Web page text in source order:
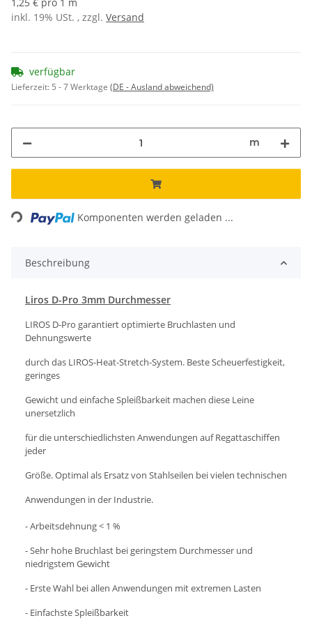
inkl. 19% USt. , zzgl. Versand
verfügbar
Lieferzeit: 5 - 7 Werktage (DE - Ausland abweichend)
m
Loading... Komponenten werden geladen ...
Beschreibung
Liros D-Pro 3mm Durchmesser
LIROS D-Pro garantiert optimierte Bruchlasten und
Dehnungswerte
durch das LIROS-Heat-Stretch-System. Beste Scheuerfestigkeit,
geringes
Gewicht und einfache Spleißbarkeit machen diese Leine
unersetzlich
für die unterschiedlichsten Anwendungen auf Regattaschiffen
jeder
Größe. Optimal als Ersatz von Stahlseilen bei vielen technischen
Anwendungen in der Industrie.
- Arbeitsdehnung < 1 %
- Sehr hohe Bruchlast bei geringstem Durchmesser und
niedrigstem Gewicht
- Erste Wahl bei allen Anwendungen mit extremen Lasten
- Einfachste Spleißbarkeit